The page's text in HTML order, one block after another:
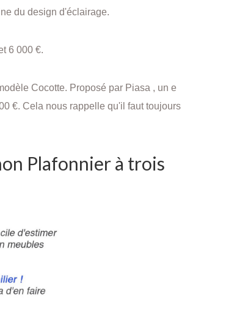
du design d'éclairage.
6 000 €.
Cocotte. Proposé par Piasa , un e
€. Cela nous rappelle qu'il faut toujours
Plafonnier à trois